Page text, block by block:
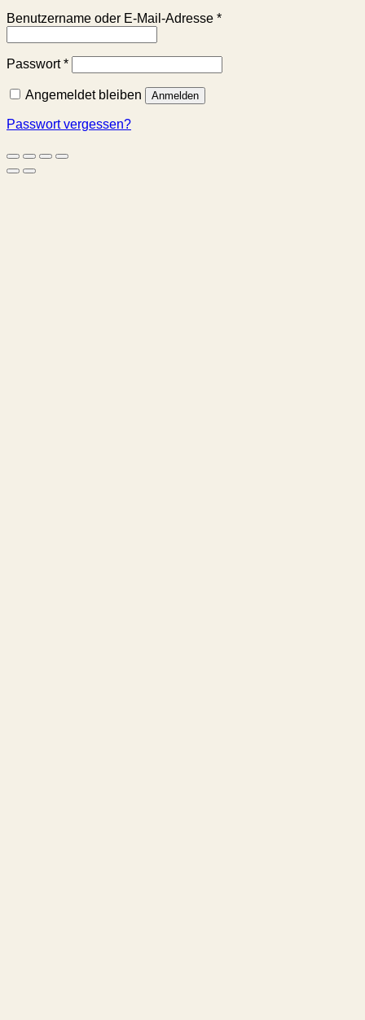
Benutzername oder E-Mail-Adresse *Erforderlich
Passwort*Erforderlich
Angemeldet bleiben Anmelden
Passwort vergessen?